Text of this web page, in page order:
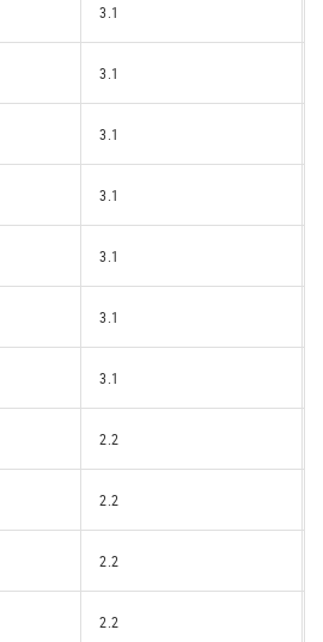
3.1
3.1
3.1
3.1
3.1
3.1
3.1
2.2
2.2
2.2
2.2